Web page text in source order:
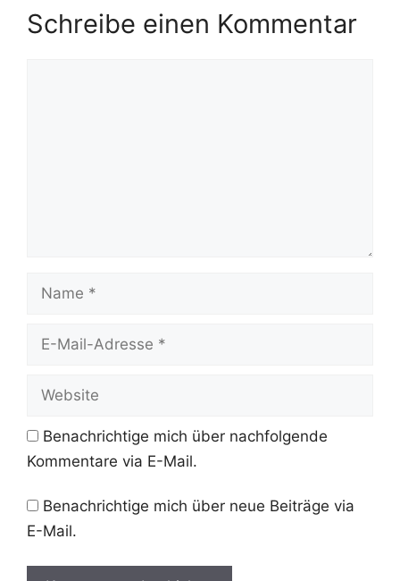
Schreibe einen Kommentar
Mail-
Benachrichtige mich über nachfolgende
Kommentare via E-Mail.
Benachrichtige mich über neue Beiträge via
E-Mail.